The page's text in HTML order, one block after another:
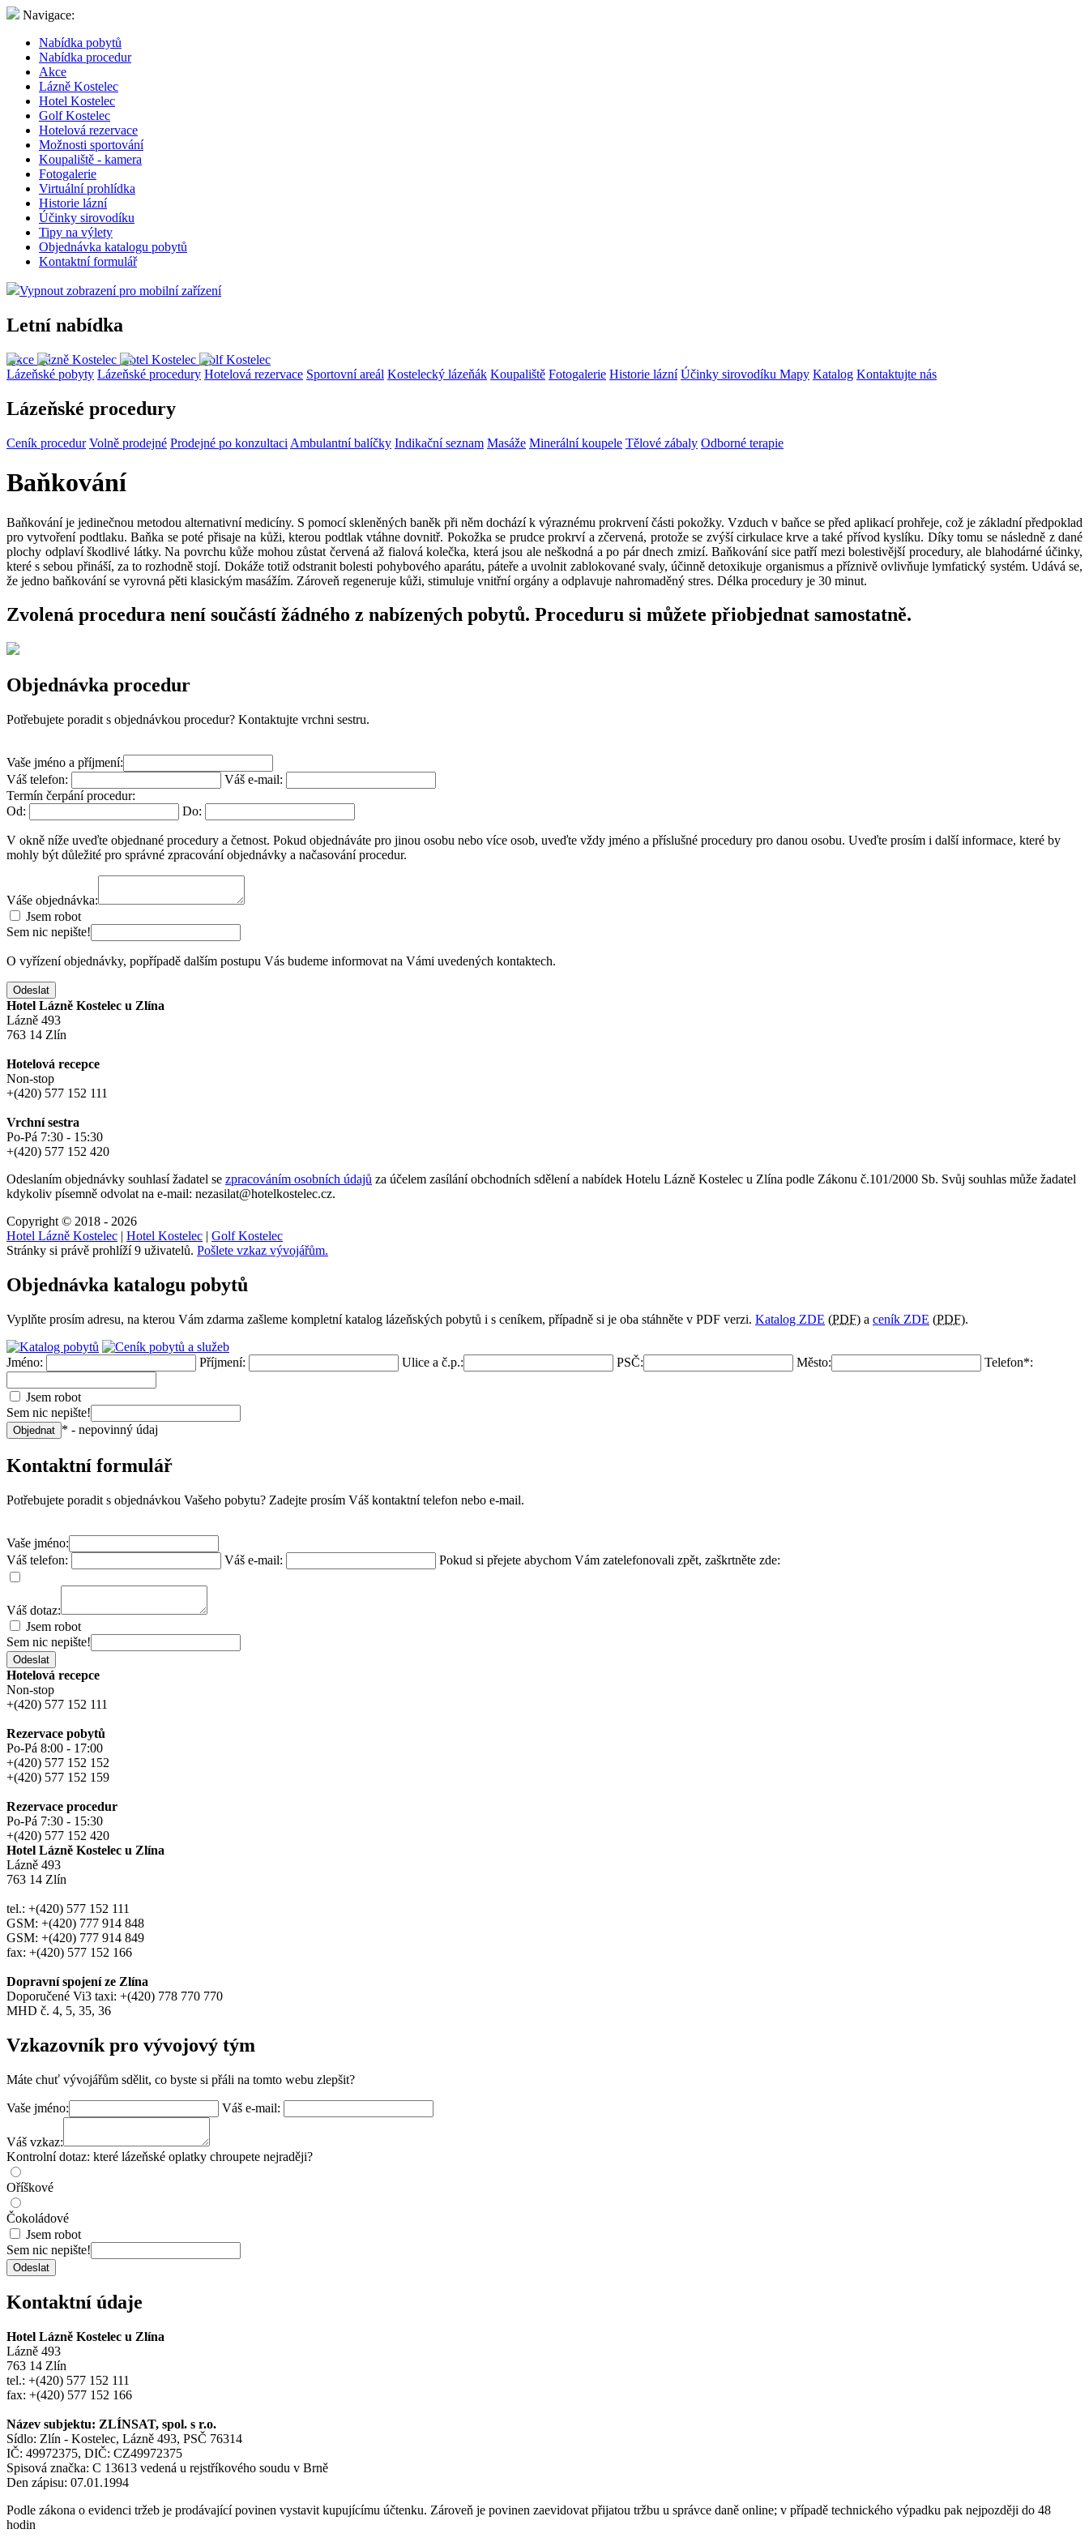
Navigace:
Nabídka pobytů
Nabídka procedur
Akce
Lázně Kostelec
Hotel Kostelec
Golf Kostelec
Hotelová rezervace
Možnosti sportování
Koupaliště - kamera
Fotogalerie
Virtuální prohlídka
Historie lázní
Účinky sirovodíku
Tipy na výlety
Objednávka katalogu pobytů
Kontaktní formulář
Vypnout zobrazení pro mobilní zařízení
Letní nabídka
Akce Lázně Kostelec Hotel Kostelec Golf Kostelec
Lázeňské pobyty Lázeňské procedury Hotelová rezervace Sportovní areál Kostelecký lázeňák Koupaliště Fotogalerie Historie lázní Účinky sirovodíku Mapy Katalog Kontaktujte nás
Lázeňské procedury
Ceník procedur Volně prodejné Prodejné po konzultaci Ambulantní balíčky Indikační seznam Masáže Minerální koupele Tělové zábaly Odborné terapie
Baňkování
Baňkování je jedinečnou metodou alternativní medicíny. S pomocí skleněných baněk při něm dochází k výraznému prokrvení části pokožky. Vzduch v baňce se před aplikací prohřeje, což je základní předpoklad
pro vytvoření podtlaku. Baňka se poté přisaje na kůži, kterou podtlak vtáhne dovnitř. Pokožka se prudce prokrví a zčervená, protože se zvýší cirkulace krve a také přívod kyslíku. Díky tomu se následně z dané
plochy odplaví škodlivé látky. Na povrchu kůže mohou zůstat červená až fialová kolečka, která jsou ale neškodná a po pár dnech zmizí. Baňkování sice patří mezi bolestivější procedury, ale blahodárné účinky,
které s sebou přináší, za to rozhodně stojí. Dokáže totiž odstranit bolesti pohybového aparátu, páteře a uvolnit zablokované svaly, účinně detoxikuje organismus a příznivě ovlivňuje lymfatický systém. Udává se,
že jedno baňkování se vyrovná pěti klasickým masážím. Zároveň regeneruje kůži, stimuluje vnitřní orgány a odplavuje nahromaděný stres. Délka procedury je 30 minut.
Zvolená procedura není součástí žádného z nabízených pobytů. Proceduru si můžete přiobjednat samostatně.
Objednávka procedur
Potřebujete poradit s objednávkou procedur? Kontaktujte vrchni sestru.
Vaše jméno a příjmení:
Váš telefon:
Váš e-mail:
Termín čerpání procedur:
Od:
Do:
V okně níže uveďte objednané procedury a četnost. Pokud objednáváte pro jinou osobu nebo více osob, uveďte vždy jméno a příslušné procedury pro danou osobu. Uveďte prosím i další informace, které by
mohly být důležité pro správné zpracování objednávky a načasování procedur.
Váše objednávka:
Jsem robot
Sem nic nepište!
O vyřízení objednávky, popřípadě dalším postupu Vás budeme informovat na Vámi uvedených kontaktech.
Odeslat
Hotel Lázně Kostelec u Zlína
Lázně 493
763 14 Zlín
Hotelová recepce
Non-stop
+(420) 577 152 111
Vrchní sestra
Po-Pá 7:30 - 15:30
+(420) 577 152 420
Odeslaním objednávky souhlasí žadatel se zpracováním osobních údajů za účelem zasílání obchodních sdělení a nabídek Hotelu Lázně Kostelec u Zlína podle Zákonu č.101/2000 Sb. Svůj souhlas může žadatel
kdykoliv písemně odvolat na e-mail: nezasilat@hotelkostelec.cz.
Copyright © 2018 - 2026
Hotel Lázně Kostelec | Hotel Kostelec | Golf Kostelec
Stránky si právě prohlíží 9 uživatelů. Pošlete vzkaz vývojářům.
Objednávka katalogu pobytů
Vyplňte prosím adresu, na kterou Vám zdarma zašleme kompletní katalog lázeňských pobytů i s ceníkem, případně si je oba stáhněte v PDF verzi. Katalog ZDE (PDF) a ceník ZDE (PDF).
Jméno: Příjmení: Ulice a č.p.: PSČ: Město: Telefon*:
Jsem robot
Sem nic nepište!
Objednat * - nepovinný údaj
Kontaktní formulář
Potřebujete poradit s objednávkou Vašeho pobytu? Zadejte prosím Váš kontaktní telefon nebo e-mail.
Vaše jméno:
Váš telefon:
Váš e-mail: Pokud si přejete abychom Vám zatelefonovali zpět, zaškrtněte zde:
Váš dotaz:
Jsem robot
Sem nic nepište!
Odeslat
Hotelová recepce
Non-stop
+(420) 577 152 111
Rezervace pobytů
Po-Pá 8:00 - 17:00
+(420) 577 152 152
+(420) 577 152 159
Rezervace procedur
Po-Pá 7:30 - 15:30
+(420) 577 152 420
Hotel Lázně Kostelec u Zlína
Lázně 493
763 14 Zlín
tel.: +(420) 577 152 111
GSM: +(420) 777 914 848
GSM: +(420) 777 914 849
fax: +(420) 577 152 166
Dopravní spojení ze Zlína
Doporučené Vi3 taxi: +(420) 778 770 770
MHD č. 4, 5, 35, 36
Vzkazovník pro vývojový tým
Máte chuť vývojářům sdělit, co byste si přáli na tomto webu zlepšit?
Vaše jméno: Váš e-mail:
Váš vzkaz:
Kontrolní dotaz: které lázeňské oplatky chroupete nejraději?
Oříškové
Čokoládové
Jsem robot
Sem nic nepište!
Odeslat
Kontaktní údaje
Hotel Lázně Kostelec u Zlína
Lázně 493
763 14 Zlín
tel.: +(420) 577 152 111
fax: +(420) 577 152 166
Název subjektu: ZLÍNSAT, spol. s r.o.
Sídlo: Zlín - Kostelec, Lázně 493, PSČ 76314
IČ: 49972375, DIČ: CZ49972375
Spisová značka: C 13613 vedená u rejstříkového soudu v Brně
Den zápisu: 07.01.1994
Podle zákona o evidenci tržeb je prodávající povinen vystavit kupujícímu účtenku. Zároveň je povinen zaevidovat přijatou tržbu u správce daně online; v případě technického výpadku pak nejpozději do 48
hodin